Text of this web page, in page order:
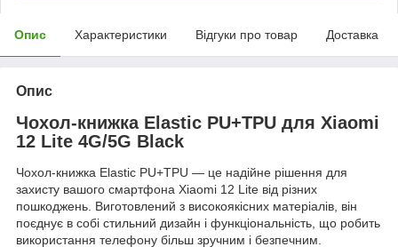
Опис Характеристики Відгуки про товар Доставка
Опис
Чохол-книжка Elastic PU+TPU для Xiaomi
12 Lite 4G/5G Black
Чохол-книжка Elastic PU+TPU — це надійне рішення для
захисту вашого смартфона Xiaomi 12 Lite від різних
пошкоджень. Виготовлений з високоякісних матеріалів, він
поєднує в собі стильний дизайн і функціональність, що робить
використання телефону більш зручним і безпечним.